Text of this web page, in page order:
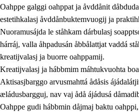
1.3 Lájttális ájádallam ja
Dahkamávvo, berustibme ja
1.5 Vieledus luonnduj ja
1.6 Demokratijja ja oassálasstem
Oahppe galggi oahppat ja åvddånit
estetihkalasj åvddånbuktemvuogij ja
Nuoramusájda le ståhkam dárbulasj
hárráj, valla åhpadusán åbbålattjat vaddá
kreatijvalasj ja buorre oahppamij.
Kreatijvalasj ja hábbmim máhtukvuohta
Aktisasjbarggo arvusmahttá ådåsis
æládusbargguj, nav vaj ådå ájádusá
Oahppe gudi hábbmin dåjmaj baktu